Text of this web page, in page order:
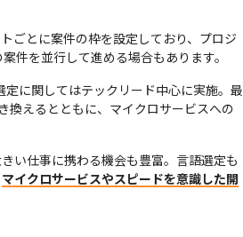
ごとに案件の枠を設定しており、プロジ
件を並行して進める場合もあります。
定に関してはテックリード中心に実施。最
えるとともに、マイクロサービスへの
い仕事に携わる機会も豊富。言語選定も
マイクロサービスやスピードを意識した開